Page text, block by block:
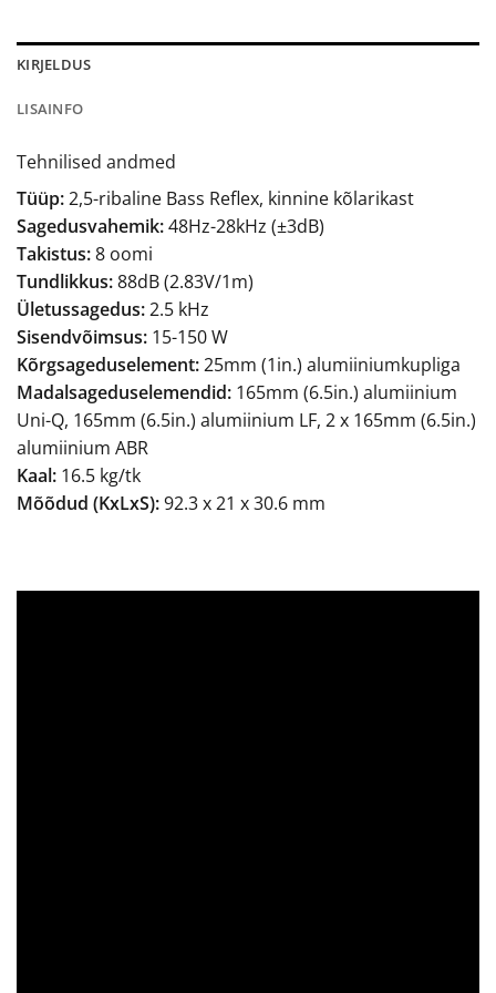
KIRJELDUS
LISAINFO
Tehnilised andmed
Tüüp:2,5-ribaline Bass Reflex, kinnine kõlarikast
Sagedusvahemik:48Hz-28kHz (±3dB)
Takistus:8 oomi
Tundlikkus:88dB (2.83V/1m)
Ületussagedus:2.5 kHz
Sisendvõimsus: 15-150 W
Kõrgsageduselement:25mm (1in.) alumiiniumkupliga
Madalsageduselemendid: 165mm (6.5in.) alumiinium
Uni-Q, 165mm (6.5in.) alumiinium LF, 2 x 165mm (6.5in.)
alumiinium ABR
Kaal: 16.5 kg/tk
Mõõdud (KxLxS):92.3 x 21 x 30.6 mm